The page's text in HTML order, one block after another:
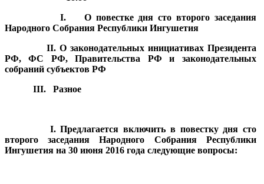
I.
О повестке дня сто второго заседания
Народного Собрания Республики Ингушетия
II. О законодательных инициативах Президента
РФ, ФС РФ, Правительства РФ и законодательных
собраний субъектов РФ
III. Разное
I. Предлагается включить в повестку дня сто
второго заседания Народного Собрания Республики
Ингушетия на 30 июня 2016 года следующие вопросы: